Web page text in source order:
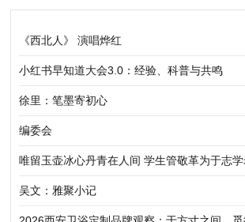
《西北人》 演唱烨红
小红书早知道大会3.0：经验、科普与共鸣
徐里：笔墨寄初心
编委会
唯留玉壶冰心丹青在人间 学生管敬革为于志
吴文：雅聚小记